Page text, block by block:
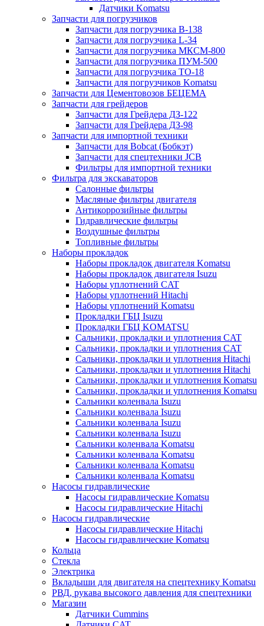
Датчики Komatsu
Запчасти для погрузчиков
Запчасти для погрузчика B-138
Запчасти для погрузчика L-34
Запчасти для погрузчика МКСМ-800
Запчасти для погрузчика ПУМ-500
Запчасти для погрузчика ТО-18
Запчасти для погрузчиков Komatsu
Запчасти для Цементовозов БЕЦЕМА
Запчасти для грейдеров
Запчасти для Грейдера ДЗ-122
Запчасти для Грейдера ДЗ-98
Запчасти для импортной техники
Запчасти для Bobcat (Бобкэт)
Запчасти для спецтехники JCB
Фильтры для импортной техники
Фильтра для экскаваторов
Салонные фильтры
Масляные фильтры двигателя
Антикоррозийные фильтры
Гидравлические фильтры
Воздушные фильтры
Топливные фильтры
Наборы прокладок
Наборы прокладок двигателя Komatsu
Наборы прокладок двигателя Isuzu
Наборы уплотнений CAT
Наборы уплотнений Hitachi
Наборы уплотнений Komatsu
Прокладки ГБЦ Isuzu
Прокладки ГБЦ KOMATSU
Сальники, прокладки и уплотнения CAT
Сальники, прокладки и уплотнения CAT
Сальники, прокладки и уплотнения Hitachi
Сальники, прокладки и уплотнения Hitachi
Сальники, прокладки и уплотнения Komatsu
Сальники, прокладки и уплотнения Komatsu
Сальники коленвала Isuzu
Сальники коленвала Isuzu
Сальники коленвала Isuzu
Сальники коленвала Isuzu
Сальники коленвала Komatsu
Сальники коленвала Komatsu
Сальники коленвала Komatsu
Сальники коленвала Komatsu
Насосы гидравлические
Насосы гидравлические Komatsu
Насосы гидравлические Hitachi
Насосы гидравлические
Насосы гидравлические Hitachi
Насосы гидравлические Komatsu
Кольца
Стекла
Электрика
Вкладыши для двигателя на спецтехнику Komatsu
РВД, рукава высокого давления для спецтехники
Магазин
Датчики Cummins